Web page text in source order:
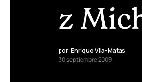
z
por Enrique Vila-Matas
30 septiembre 2009